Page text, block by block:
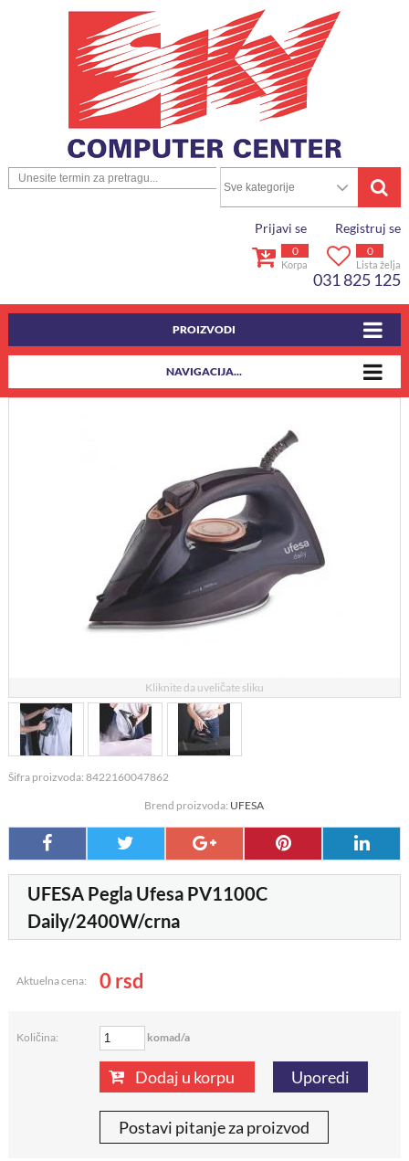
Prijavi se Registruj se
0
Lista želja
0
Korpa
031 825 125
PROIZVODI
NAVIGACIJA...
Kliknite da uveličate sliku
Šifra proizvoda: 8422160047862
Brend proizvoda: UFESA
UFESA Pegla Ufesa PV1100C
Daily/2400W/crna
Aktuelna cena: 0rsd
Količina: komad/a
Dodaj u korpu Uporedi
Postavi pitanje za proizvod